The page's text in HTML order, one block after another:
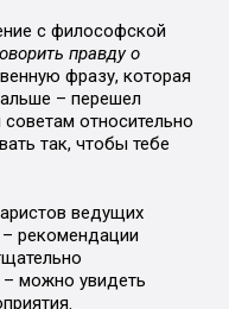
с философской
правду о
фразу, которая
– перешел
относительно
так, чтобы тебе
ведущих
– рекомендации
– можно увидеть
.